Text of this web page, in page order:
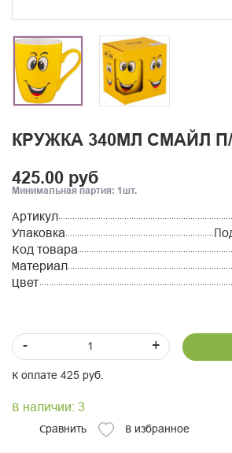
КРУЖКА 340МЛ СМАЙЛ
425.00 руб
Минимальная партия: 1шт.
Артикул
Упаковка
Код товара
Материал
Цвет
- +
К оплате 425 руб.
В наличии: 3
Сравнить В избранное